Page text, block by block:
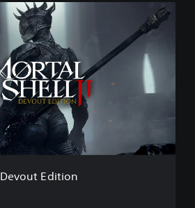
Devout Edition